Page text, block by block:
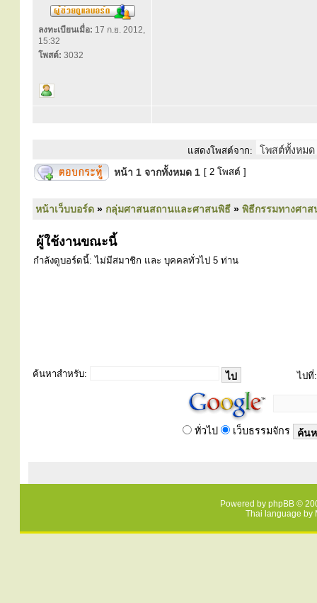
ลงทะเบียนเมื่อ: 17 ก.ย. 2012,
15:32
โพสต์: 3032
แสดงโพสต์จาก:
หน้า 1 จากทั้งหมด 1 [ 2 โพสต์ ]
หน้าเว็บบอร์ด » กลุ่มศาสนสถานและศาสนพิธี » พิธีกรรมทางศา
ผู้ใช้งานขณะนี้
กำลังดูบอร์ดนี้: ไม่มีสมาชิก และ บุคคลทั่วไป 5 ท่าน
ค้นหาสำหรับ: ไปที่:
ทั่วไป เว็บธรรมจักร
Powered by phpBB ©
Thai language by